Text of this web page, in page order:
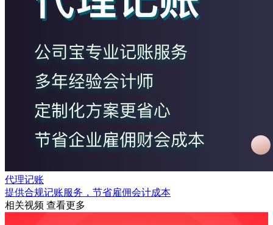
代理记账
提供合规记账服务，节省雇佣会计成本
相关视频 查看更多